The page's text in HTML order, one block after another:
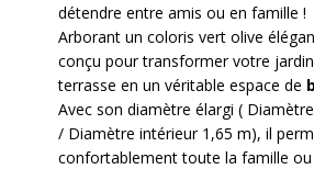
détendre entre amis ou en famille !
Arborant un coloris vert olive
conçu pour transformer votre
terrasse en un véritable espace de
Avec son diamètre élargi (
/ Diamètre intérieur 1,65 m), il
confortablement toute la famille